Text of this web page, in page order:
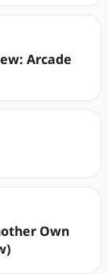
Arcade
Own